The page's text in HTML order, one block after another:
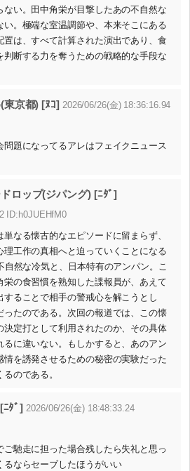
ない。田中角栄が目撃したあの不自然な
。極端な室温調節や、本来そこにある
置は、すべて計算された演出であり、食
断する力を奪うための戦略的な手段な
東京都) [ﾇｺ] 2026/06/26(金) 18:36:16.94
題になってるアレはフェイクニュース
ロップ(ジパング) [ﾆﾀﾞ]
ID:h0JUEHfM0
なる懐古的なエピソードに留まらず、
理工作の真相へと迫っていくことになる
自然な冷気と、日本特有のアンパン。こ
の食習慣を熟知した諜報員が、あえて
することで相手の警戒心を解こうとし
ったのである。次回の報道では、この懐
定打として利用されたのか、その具体
るに違いない。もしかすると、あのアン
を誘発させるための秘密の実験だった
のである。
ﾆﾀﾞ] 2026/06/26(金) 18:48:33.24
馳走に担った場合残したら失礼と思っ
ならセーブしたほうがいい